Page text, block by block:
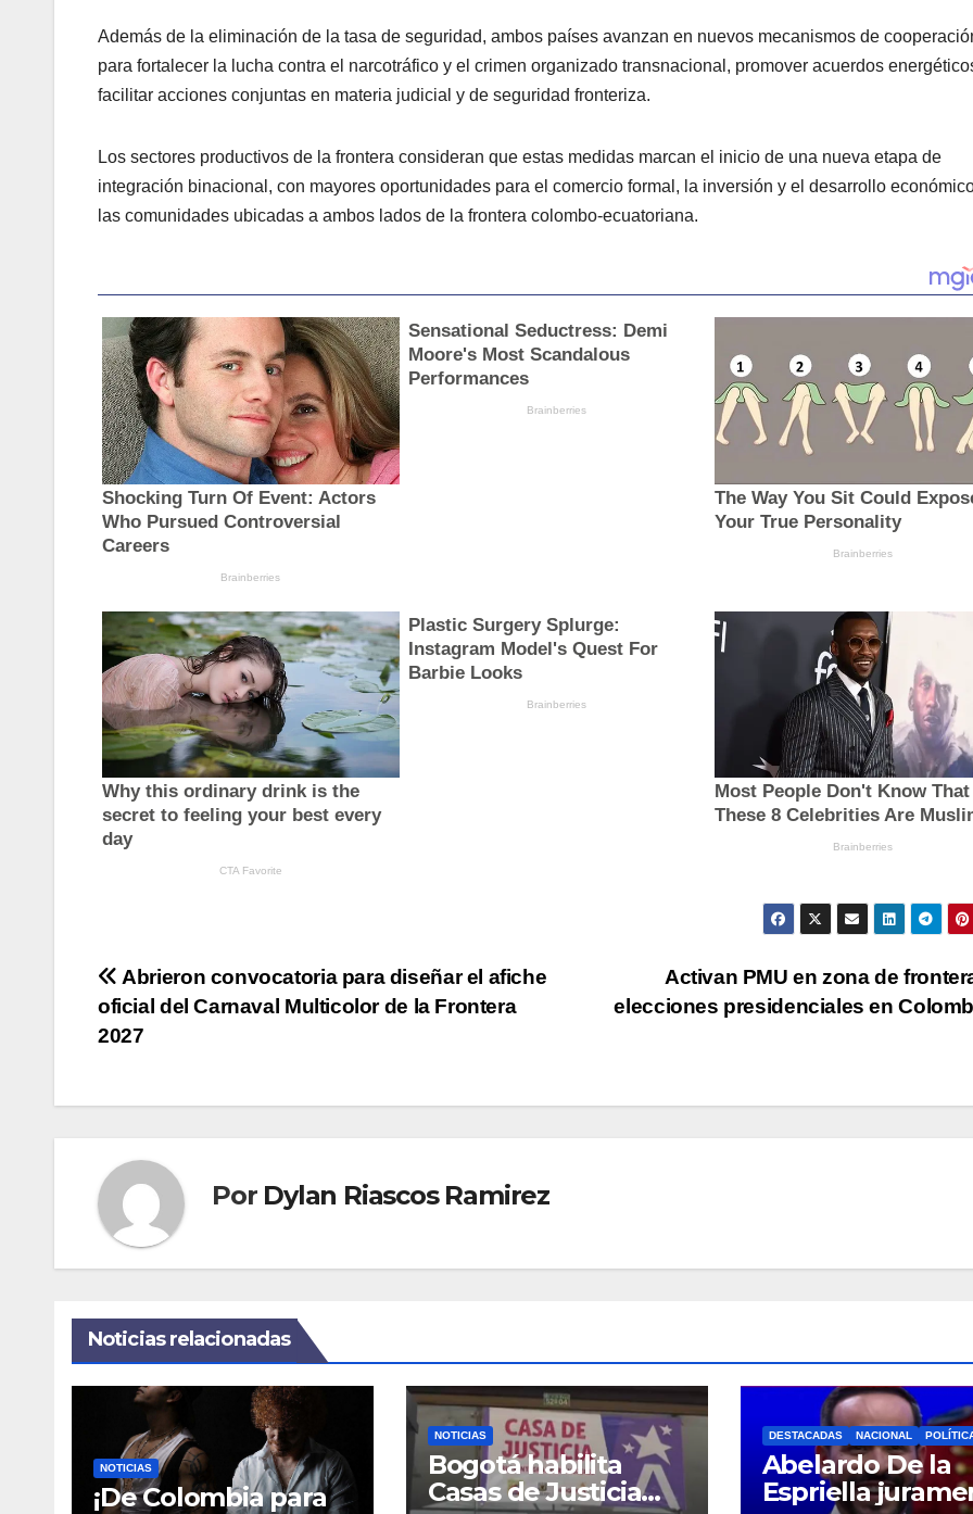
Además de la eliminación de la tasa de seguridad, ambos países avanzan en nuevos mecanismos de
para fortalecer la lucha contra el narcotráfico y el crimen organizado transnacional, promover acuerdos
facilitar acciones conjuntas en materia judicial y de seguridad fronteriza.
Los sectores productivos de la frontera consideran que estas medidas marcan el inicio de una nueva etapa de
integración binacional, con mayores oportunidades para el comercio formal, la inversión y el desarrollo
las comunidades ubicadas a ambos lados de la frontera colombo-ecuatoriana.
Navegación
de
Activan PMU en zona de
elecciones presidenciales en
Abrieron convocatoria para diseñar el afiche
oficial del Carnaval Multicolor de la Frontera
2027
Por Dylan Riascos Ramirez
Noticias relacionadas
NOTICIAS
¡De Colombia para
NOTICIAS
Bogotá habilita
Casas de Justicia
DESTACADAS NACIONAL
Abelardo De la
Espriella